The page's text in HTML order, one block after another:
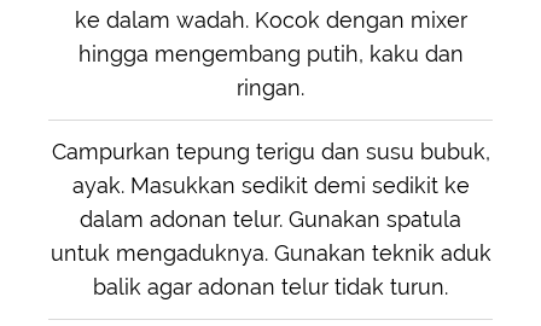
ke dalam wadah. Kocok dengan mixer
hingga mengembang putih, kaku dan
ringan.
Campurkan tepung terigu dan susu bubuk,
ayak. Masukkan sedikit demi sedikit ke
dalam adonan telur. Gunakan spatula
untuk mengaduknya. Gunakan teknik aduk
balik agar adonan telur tidak turun.